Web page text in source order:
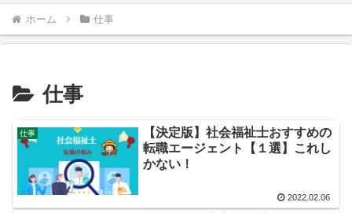
ホーム 仕事
仕事
仕事
【決定版】社会福祉士おすすめの
転職エージェント【１選】これし
かない！
2022.02.06